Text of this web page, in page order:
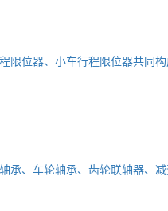
位器、小车行程限位器共同
、车轮轴承、齿轮联轴器、